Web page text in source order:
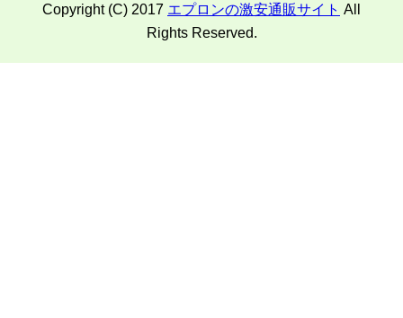
Copyright (C) 2017 エプロンの激安通販サイト All
Rights Reserved.